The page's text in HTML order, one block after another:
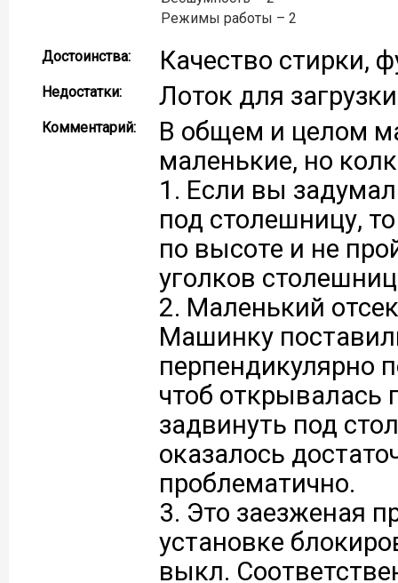
Режимы работы – 2
Достоинства: Качество стирки,
Недостатки: Лоток для
Комментарий:
В общем и целом
маленькие, но
1. Если вы
под столешницу,
по высоте и не
уголков
2. Маленький
Машинку
перпендикулярно
чтоб открывалась
задвинуть под
оказалось
проблематично.
3. Это заезженая
установке
выкл.